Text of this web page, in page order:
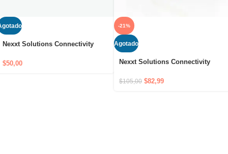
Nexxt Solutions Connectivity
3600AC USADO
$50,00
-21%
Agotado
Nexxt Solutions Connectivity
$105,00 $82,99